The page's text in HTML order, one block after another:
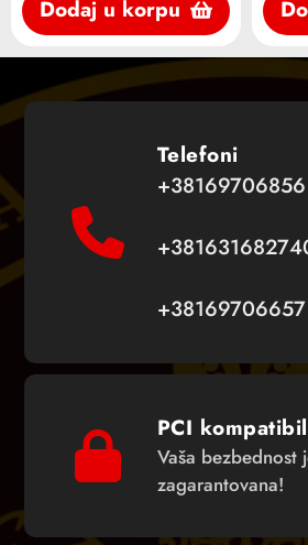
Dodaj u korpu
Telefoni
+38169706856
+38169706657
PCI
Vaša bezbednost
zagarantovana!